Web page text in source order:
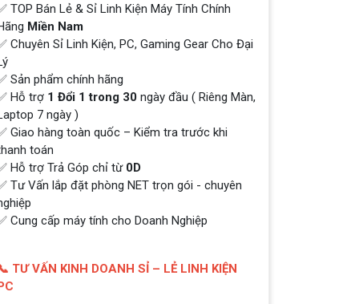
TOP Bán Lẻ & Sỉ Linh Kiện Máy Tính Chính
Miền Nam
Chuyên Sỉ Linh Kiện, PC, Gaming Gear Cho Đại
Sản phẩm chính hãng
Hỗ trợ 1 Đổi 1 trong 30 ngày đầu ( Riêng Màn,
7 ngày )
Giao hàng toàn quốc – Kiểm tra trước khi
toán
Hỗ trợ Trả Góp chỉ từ 0D
Tư Vấn lắp đặt phòng NET trọn gói - chuyên
Cung cấp máy tính cho Doanh Nghiệp
TƯ VẤN KINH DOANH SỈ – LẺ LINH KIỆN